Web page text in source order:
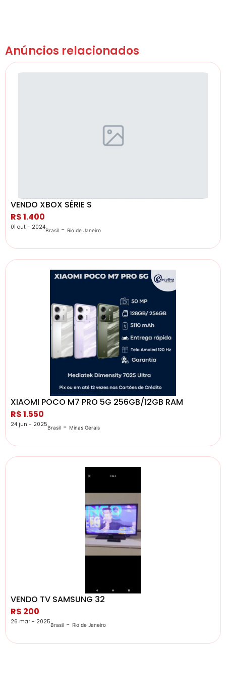
Anúncios relacionados
VENDO XBOX SÉRIE S
R$ 1.400
01 out - 2024Brasil - Rio de Janeiro
XIAOMI POCO M7 PRO 5G 256GB/12GB RAM
R$ 1.550
24 jun - 2025Brasil - Minas Gerais
VENDO TV SAMSUNG 32
R$ 200
26 mar - 2025Brasil - Rio de Janeiro